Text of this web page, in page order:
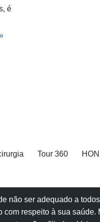
é
Tour 360
não ser adequado a
com respeito à sua saúde.